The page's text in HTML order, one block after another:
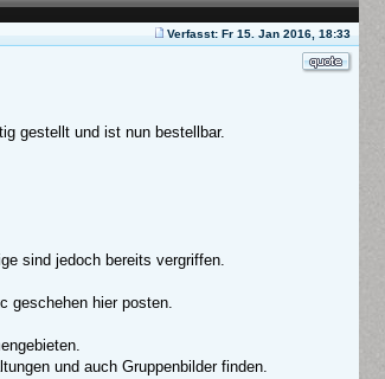
Verfasst: Fr 15. Jan 2016, 18:33
gestellt und ist nun bestellbar.
sind jedoch bereits vergriffen.
geschehen hier posten.
und auch Gruppenbilder finden.